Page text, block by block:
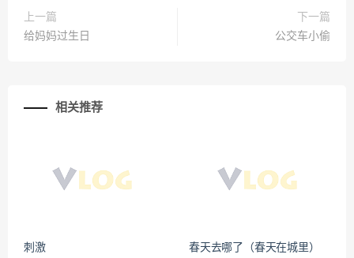
上一篇
给妈妈过生日
下一篇
公交车小偷
相关推荐
刺激 春天去哪了（春天在城里）